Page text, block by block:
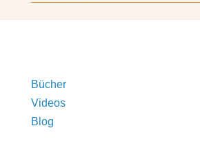
Bücher
Videos
Blog